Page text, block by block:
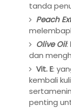
tanda
Peach
Olive Oil:
dan
Vit. E:
kembali
penting